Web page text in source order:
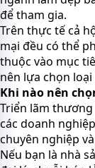
để tham gia.
Trên thực tế cả
mại đều có thể
thuộc vào mục
nên lựa chọn
Khi nào nên
Triển lãm
các doanh
chuyên nghiệp
Nếu bạn là nhà